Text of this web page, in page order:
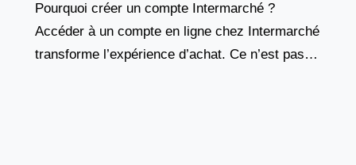
Pourquoi créer un compte Intermarché ?
Accéder à un compte en ligne chez Intermarché
transforme l’expérience d’achat. Ce n’est pas